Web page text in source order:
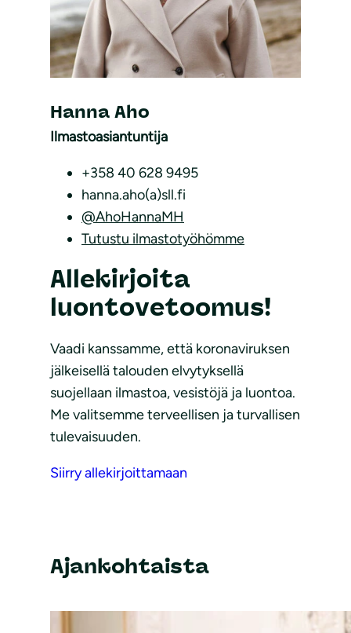
Ilmastoasiantuntija
Hanna Aho
+358 40 628 9495
hanna.aho(a)sll.fi
@AhoHannaMH
Tutustu ilmastotyöhömme
Allekirjoita
luontovetoomus!
Vaadi kanssamme, että koronaviruksen
jälkeisellä talouden elvytyksellä
suojellaan ilmastoa, vesistöjä ja luontoa.
Me valitsemme terveellisen ja turvallisen
tulevaisuuden.
Siirry allekirjoittamaan
Ajankohtaista